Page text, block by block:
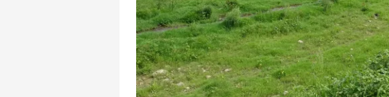
Çerezlere ilişkin tercihlerinizi aşağıda yer alan
butonuna tıklayabilir,Çerez Bilgilendirme
6698 sayılı Kişisel Verilerin Korunması
mevzuata uygun olarak kullanılan çerezlerle